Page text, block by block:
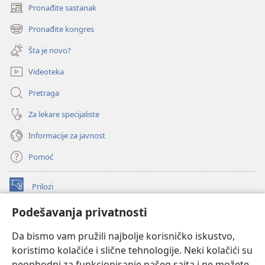
Podešavanja privatnosti
Da bismo vam pružili najbolje korisničko iskustvo,
koristimo kolačiće i slične tehnologije. Neki kolačići su
Pronađite sastanak
(otvara
novi
prozor)
Pronađite kongres
(otvara
novi
prozor)
Šta je novo?
Videoteka
Pretraga
Za lekare specijaliste
Informacije za javnost
Pomoć
Prilozi
(otvara
prozor)ONLAJN BIBLIOTEKA Watchtower
novi
prozor)JW Hub
(otvara
novi